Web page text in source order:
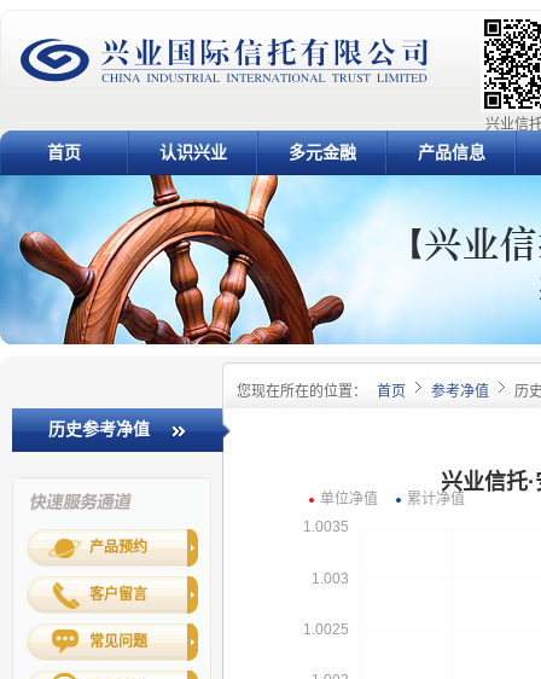
兴业信
首页 认识兴业 多元金融 产品信息
您现在所在的位置： 首页 参考净值 历
历史参考净值
产品预约
客户留言
常见问题